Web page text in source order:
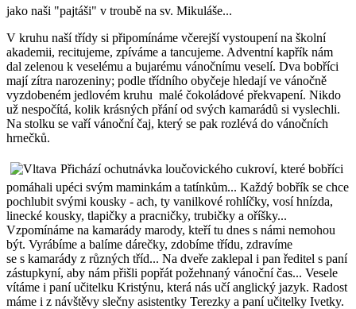
jako naši "pajtáši" v troubě na sv. Mikuláše...
V kruhu naší třídy si připomínáme včerejší vystoupení na školní
akademii, recitujeme, zpíváme a tancujeme. Adventní kapřík nám
dal zelenou k veselému a bujarému vánočnímu veselí. Dva bobříci
mají zítra narozeniny; podle třídního obyčeje hledají ve vánočně
vyzdobeném jedlovém kruhu malé čokoládové překvapení. Nikdo
už nespočítá, kolik krásných přání od svých kamarádů si vyslechli.
Na stolku se vaří vánoční čaj, který se pak rozlévá do vánočních
hrnečků.
Přichází ochutnávka loučovického cukroví, které bobříci
pomáhali upéci svým maminkám a tatínkům... Každý bobřík se chce
pochlubit svými kousky - ach, ty vanilkové rohlíčky, vosí hnízda,
linecké kousky, tlapičky a pracničky, trubičky a oříšky...
Vzpomínáme na kamarády marody, kteří tu dnes s námi nemohou
být. Vyrábíme a balíme dárečky, zdobíme třídu, zdravíme
se s kamarády z různých tříd... Na dveře zaklepal i pan ředitel s paní
zástupkyní, aby nám přišli popřát požehnaný vánoční čas... Vesele
vítáme i paní učitelku Kristýnu, která nás učí anglický jazyk. Radost
máme i z návštěvy slečny asistentky Terezky a paní učitelky Ivetky.